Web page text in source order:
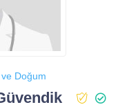
ve Doğum